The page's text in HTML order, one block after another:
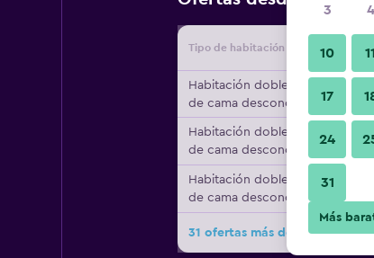
Tipo de habitación
Habitación doble, tipo
de cama desconocido
Habitación doble, tipo
de cama desconocido
Habitación doble, tipo
de cama desconocido
31 ofertas más de Aruna
3 4
10 11
17
24
31
Más